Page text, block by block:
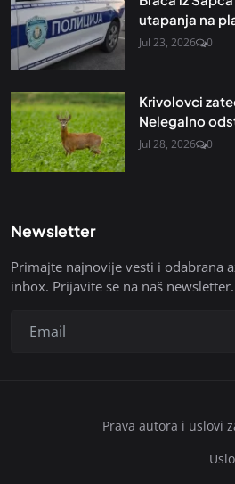
utapanja na
Jul 23, 2026 0
Krivolovci
Nelegalno
Jul 28, 2026 0
Newsletter
Primajte najnovije vesti i odabrana
inbox. Prijavite se na naš newsletter.
Prava autora i uslovi